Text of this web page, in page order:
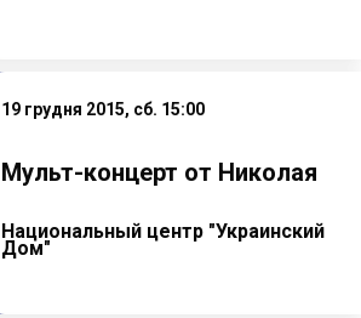
19 грудня 2015, сб. 15:00
Мульт-концерт от Николая
Национальный центр "Украинский
Дом"